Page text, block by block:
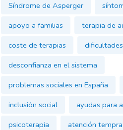
Síndrome de Asperger
apoyo a familias
terapia de
coste de terapias
desconfianza en el sistema
problemas sociales en España
inclusión social
ayudas para
psicoterapia
atención